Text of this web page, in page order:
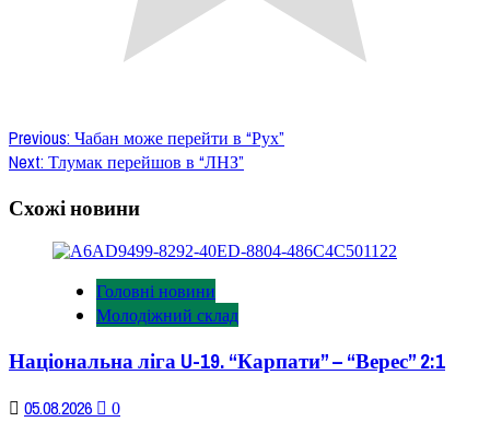
Post
navigation
Previous:Чабан може перейти в “Рух”
Next:Тлумак перейшов в “ЛНЗ”
Схожі новини
Головні новини
Молодіжний склад
Національна ліга U-19. “Карпати” – “Верес” 2:1
05.08.2026 0